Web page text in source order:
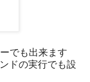
でも出来ます
ドの実行でも設